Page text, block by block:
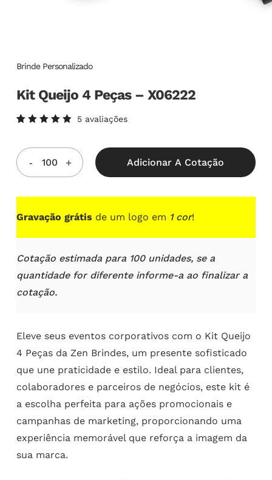
Brinde Personalizado
Kit Queijo 4 Peças – X06222
5.00de
5, com
baseado
em
5avaliações
Adicionar A Cotação
Gravação grátis de um logo em 1 cor!
Cotação estimada para 100 unidades, se a
quantidade for diferente informe-a ao finalizar a
cotação.
Eleve seus eventos corporativos com o Kit Queijo
4 Peças da Zen Brindes, um presente sofisticado
que une praticidade e estilo. Ideal para clientes,
colaboradores e parceiros de negócios, este kit é
a escolha perfeita para ações promocionais e
campanhas de marketing, proporcionando uma
experiência memorável que reforça a imagem da
sua marca.